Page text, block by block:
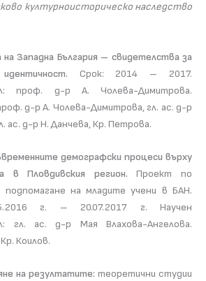
културноисторическо наследство
на Западна България – свидетелства за
Срок: 2014 – 2017.
проф. д-р А. Чолева-Димитрова.
д-р А. Чолева-Димитрова, гл. ас. д-р
ас. д-р Н. Данчева, Кр. Петрова.
демографски процеси върху
в Пловдивския регион. Проект по
подпомагане на младите учени в БАН.
г. – 20.07.2017 г. Научен
гл. ас. д-р Мая Влахова-Ангелова.
Коилов.
на резултатите: теоретични студии